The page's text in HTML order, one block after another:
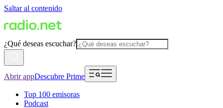
Saltar al contenido
¿Qué deseas escuchar?
Abrir appDescubre Prime
Top 100 emisoras
Podcast